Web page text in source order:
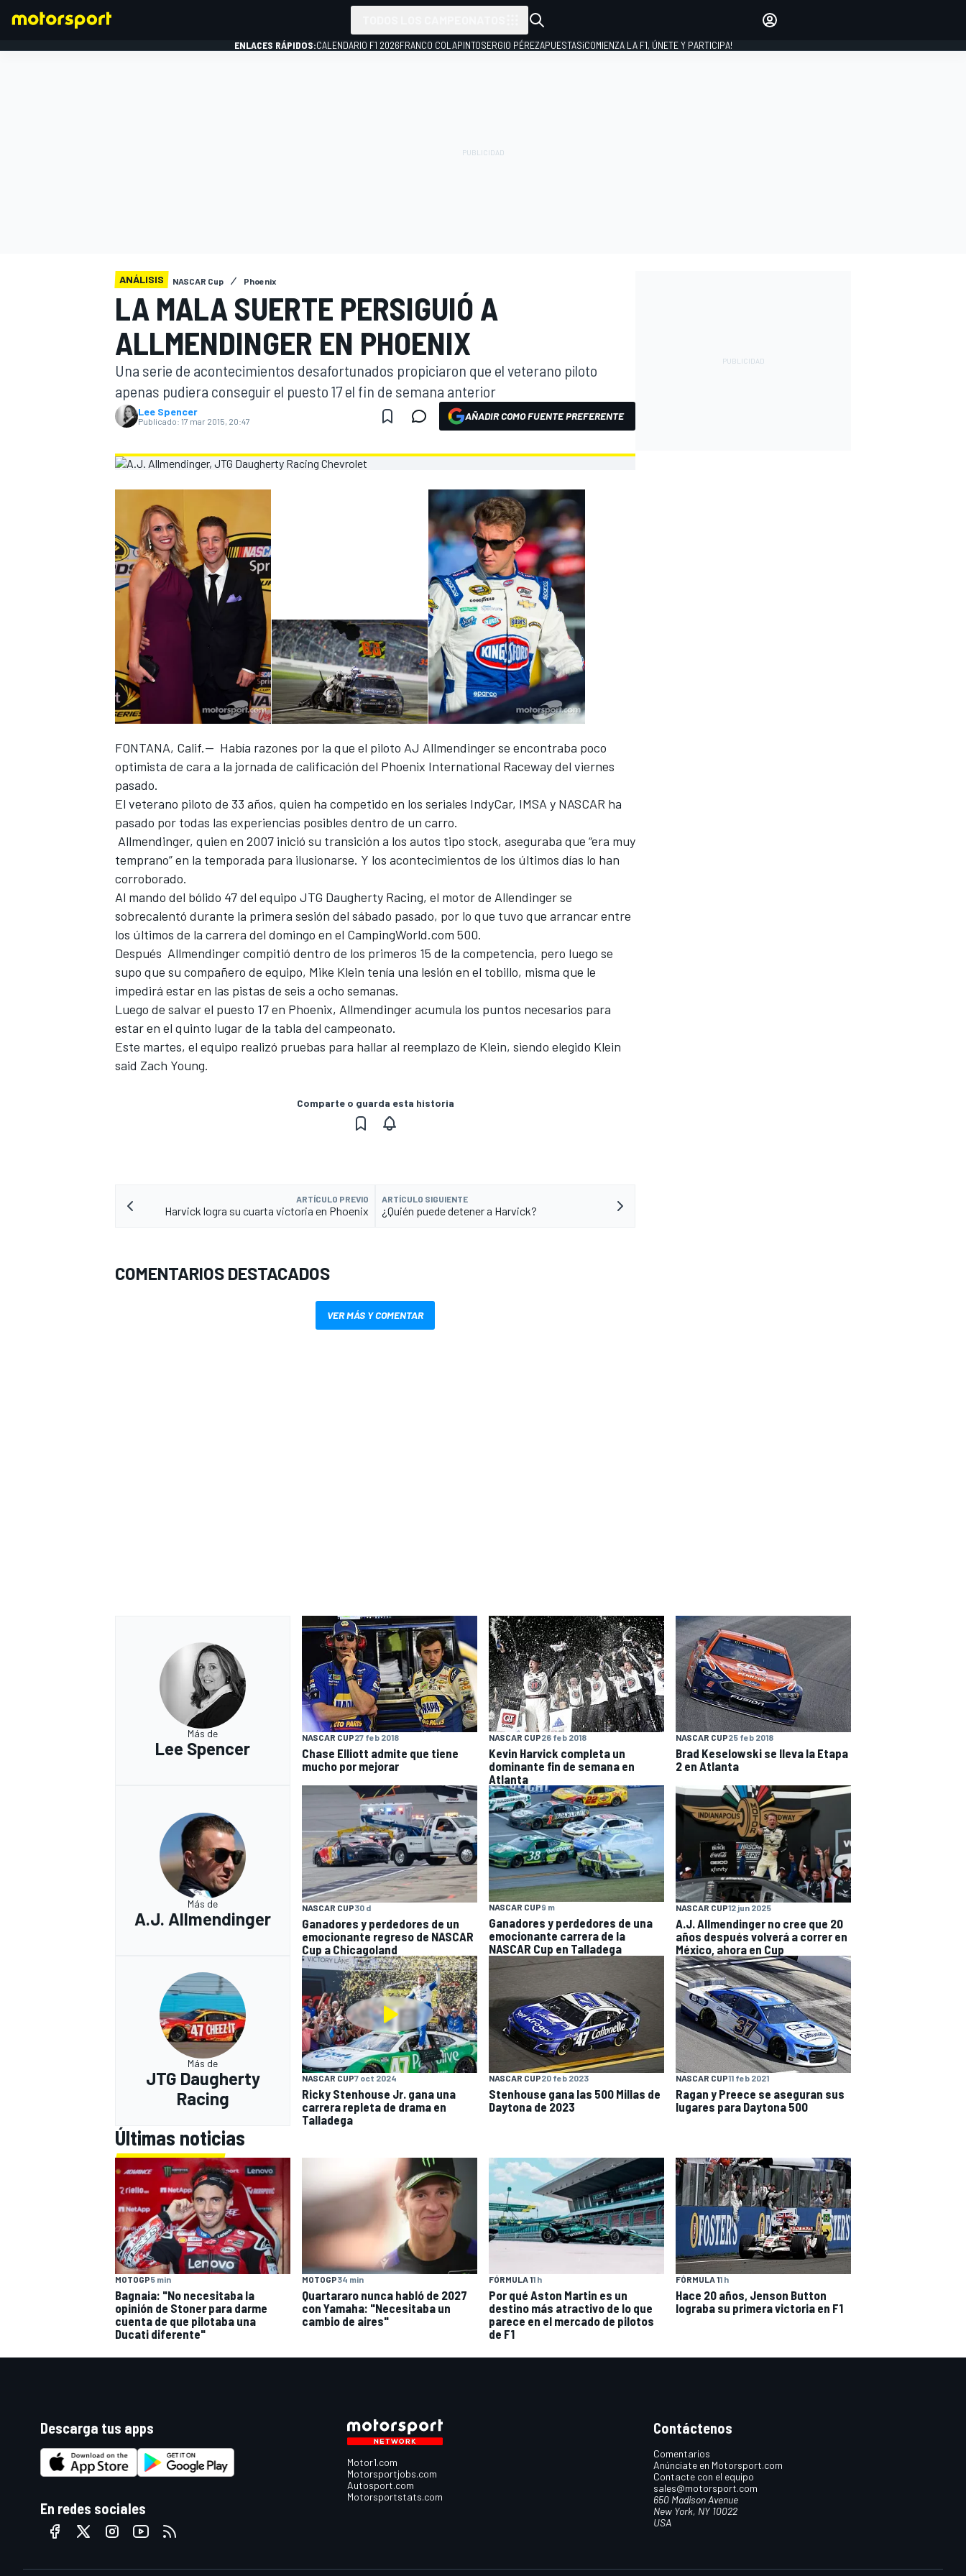
INDYCAR
MOTOGP
NASCAR CUP
FÓRMULA E
WRC
MÁS CATEGORÍAS
INICIAR SESIÓN
ENLACES RÁPIDOS:CALENDARIO F1 2026FRANCO COLAPINTOSERGIO PÉREZAPUESTAS¡COMIENZA LA F1, ÚNETE Y PARTICIPA!
ANÁLISIS NASCAR Cup Phoenix
LA MALA SUERTE PERSIGUIÓ A
ALLMENDINGER EN PHOENIX
Una serie de acontecimientos desafortunados propiciaron que el veterano piloto
apenas pudiera conseguir el puesto 17 el fin de semana anterior
Lee Spencer
Publicado: 17 mar 2015, 20:47 AÑADIR COMO FUENTE PREFERENTE
FONTANA, Calif.-- Había razones por la que el piloto AJ Allmendinger se encontraba poco
optimista de cara a la jornada de calificación del Phoenix International Raceway del viernes
pasado.
El veterano piloto de 33 años, quien ha competido en los seriales IndyCar, IMSA y NASCAR ha
pasado por todas las experiencias posibles dentro de un carro.
Allmendinger, quien en 2007 inició su transición a los autos tipo stock, aseguraba que “era muy
temprano” en la temporada para ilusionarse. Y los acontecimientos de los últimos días lo han
corroborado.
Al mando del bólido 47 del equipo JTG Daugherty Racing, el motor de Allendinger se
sobrecalentó durante la primera sesión del sábado pasado, por lo que tuvo que arrancar entre
los últimos de la carrera del domingo en el CampingWorld.com 500.
Después Allmendinger compitió dentro de los primeros 15 de la competencia, pero luego se
supo que su compañero de equipo, Mike Klein tenía una lesión en el tobillo, misma que le
impedirá estar en las pistas de seis a ocho semanas.
Luego de salvar el puesto 17 en Phoenix, Allmendinger acumula los puntos necesarios para
estar en el quinto lugar de la tabla del campeonato.
Este martes, el equipo realizó pruebas para hallar al reemplazo de Klein, siendo elegido Klein
said Zach Young.
Comparte o guarda esta historia
ARTÍCULO PREVIO
Harvick logra su cuarta victoria en Phoenix
ARTÍCULO SIGUIENTE
¿Quién puede detener a Harvick?
COMENTARIOS DESTACADOS
VER MÁS Y COMENTAR
Más de
Lee Spencer
NASCAR CUP27 feb 2018
Chase Elliott admite que tiene
mucho por mejorar
NASCAR CUP26 feb 2018
Kevin Harvick completa un
dominante fin de semana en
Atlanta
NASCAR CUP25 feb 2018
Brad Keselowski se lleva la Etapa
2 en Atlanta
Más de
A.J. Allmendinger
NASCAR CUP30 d
Ganadores y perdedores de un
emocionante regreso de NASCAR
Cup a Chicagoland
NASCAR CUP9 m
Ganadores y perdedores de una
emocionante carrera de la
NASCAR Cup en Talladega
NASCAR CUP12 jun 2025
A.J. Allmendinger no cree que 20
años después volverá a correr en
México, ahora en Cup
Más de
JTG Daugherty
Racing
NASCAR CUP7 oct 2024
Ricky Stenhouse Jr. gana una
carrera repleta de drama en
Talladega
NASCAR CUP20 feb 2023
Stenhouse gana las 500 Millas de
Daytona de 2023
NASCAR CUP11 feb 2021
Ragan y Preece se aseguran sus
lugares para Daytona 500
Últimas noticias
MOTOGP5 min
Bagnaia: "No necesitaba la
opinión de Stoner para darme
cuenta de que pilotaba una
Ducati diferente"
MOTOGP34 min
Quartararo nunca habló de 2027
con Yamaha: "Necesitaba un
cambio de aires"
FÓRMULA 11 h
Por qué Aston Martin es un
destino más atractivo de lo que
parece en el mercado de pilotos
de F1
FÓRMULA 11 h
Hace 20 años, Jenson Button
lograba su primera victoria en F1
Descarga tus apps
En redes sociales
Motor1.com
Motorsportjobs.com
Autosport.com
Motorsportstats.com
Contáctenos
Comentarios
Anúnciate en Motorsport.com
Contacte con el equipo
sales@motorsport.com
650 Madison Avenue
New York, NY 10022
USA